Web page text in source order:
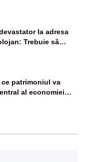
la adresa
Trebuie să
nu șținem omaneii
ce patrimoniul va
al economiei